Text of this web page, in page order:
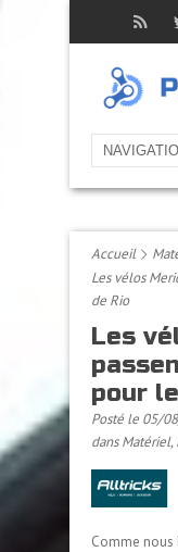
Accueil
Les vélos
de Rio
Les
pour
Posté le 05/
dansMatériel,
Comme nous